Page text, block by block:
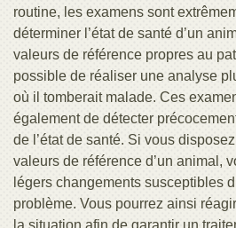
routine, les examens sont
déterminer l’état de santé d’un
valeurs de référence propres au
possible de réaliser une analyse
où il tomberait malade. Ces
également de détecter
de l’état de santé. Si vous
valeurs de référence d’un animal,
légers changements susceptibles
problème. Vous pourrez ainsi